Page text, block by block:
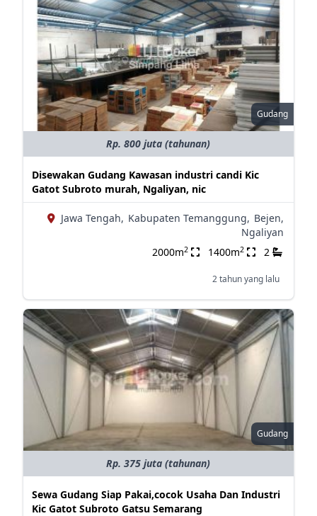
Gudang
Rp. 800 juta (tahunan)
Disewakan Gudang Kawasan industri candi Kic
Gatot Subroto murah, Ngaliyan, nic
Jawa Tengah, Kabupaten Temanggung, Bejen,
Ngaliyan
2000m2 1400m2 2
2 tahun yang lalu
Gudang
Rp. 375 juta (tahunan)
Sewa Gudang Siap Pakai,cocok Usaha Dan Industri
Kic Gatot Subroto Gatsu Semarang